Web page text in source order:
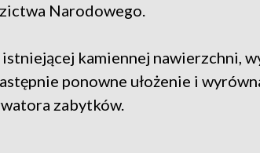
Narodowego.
kamiennej nawierzchni,
ponowne ułożenie i
zabytków.